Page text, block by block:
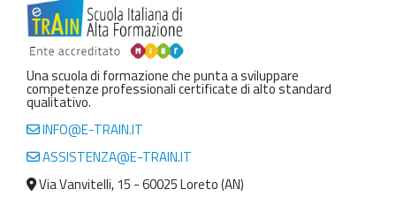
Una scuola di formazione che punta a sviluppare
competenze professionali certificate di alto standard
qualitativo.
INFO@E-TRAIN.IT
ASSISTENZA@E-TRAIN.IT
Via Vanvitelli, 15 - 60025 Loreto (AN)